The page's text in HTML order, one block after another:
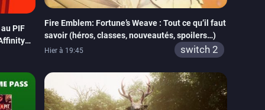
PIF
Fire Emblem: Fortune’s Weave : Tout ce qu’il faut
savoir (héros, classes, nouveautés, spoilers…)
Hier à 19:45 switch 2